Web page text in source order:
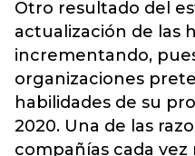
Otro resultado del
actualización de las
incrementando,
organizaciones
habilidades de su
2020. Una de las
compañías cada